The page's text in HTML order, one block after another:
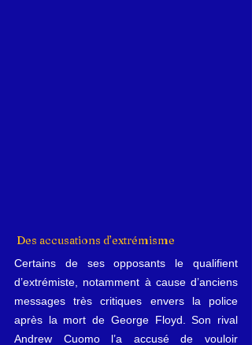
Des accusations d’extrémisme
Certains de ses opposants le qualifient
d’extrémiste, notamment à cause d’anciens
messages très critiques envers la police
après la mort de George Floyd. Son rival
Andrew Cuomo l’a accusé de vouloir